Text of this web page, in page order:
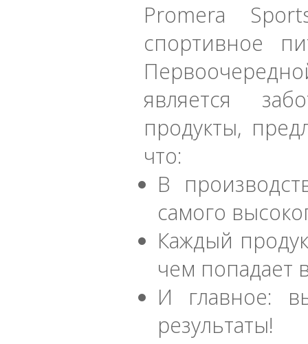
Promera
спортивное
является
продукты,
что:
В
самого
Каждый
чем попадает
И главное:
результаты!